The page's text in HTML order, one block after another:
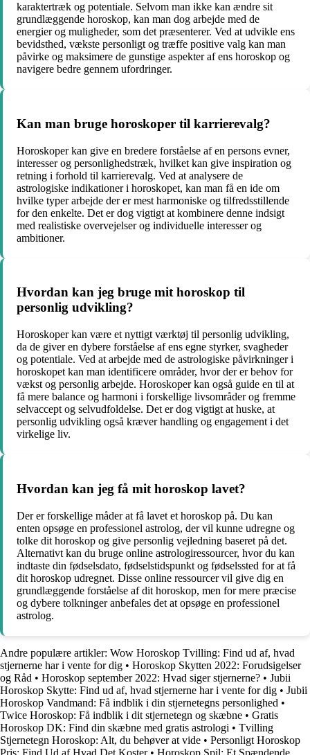
karaktertræk og potentiale. Selvom man ikke kan ændre sit
grundlæggende horoskop, kan man dog arbejde med de
energier og muligheder, som det præsenterer. Ved at udvikle ens
bevidsthed, vækste personligt og træffe positive valg kan man
påvirke og maksimere de gunstige aspekter af ens horoskop og
navigere bedre gennem ufordringer.
Kan man bruge horoskoper til karrierevalg?
Horoskoper kan give en bredere forståelse af en persons evner,
interesser og personlighedstræk, hvilket kan give inspiration og
retning i forhold til karrierevalg. Ved at analysere de
astrologiske indikationer i horoskopet, kan man få en ide om
hvilke typer arbejde der er mest harmoniske og tilfredsstillende
for den enkelte. Det er dog vigtigt at kombinere denne indsigt
med realistiske overvejelser og individuelle interesser og
ambitioner.
Hvordan kan jeg bruge mit horoskop til
personlig udvikling?
Horoskoper kan være et nyttigt værktøj til personlig udvikling,
da de giver en dybere forståelse af ens egne styrker, svagheder
og potentiale. Ved at arbejde med de astrologiske påvirkninger i
horoskopet kan man identificere områder, hvor der er behov for
vækst og personlig arbejde. Horoskoper kan også guide en til at
få mere balance og harmoni i forskellige livsområder og fremme
selvaccept og selvudfoldelse. Det er dog vigtigt at huske, at
personlig udvikling også kræver handling og engagement i det
virkelige liv.
Hvordan kan jeg få mit horoskop lavet?
Der er forskellige måder at få lavet et horoskop på. Du kan
enten opsøge en professionel astrolog, der vil kunne udregne og
tolke dit horoskop og give personlig vejledning baseret på det.
Alternativt kan du bruge online astrologiressourcer, hvor du kan
indtaste din fødselsdato, fødselstidspunkt og fødselssted for at få
dit horoskop udregnet. Disse online ressourcer vil give dig en
grundlæggende forståelse af dit horoskop, men for mere præcise
og dybere tolkninger anbefales det at opsøge en professionel
astrolog.
Andre populære artikler: Wow Horoskop Tvilling: Find ud af, hvad
stjernerne har i vente for dig • Horoskop Skytten 2022: Forudsigelser
og Råd • Horoskop september 2022: Hvad siger stjernerne? • Jubii
Horoskop Skytte: Find ud af, hvad stjernerne har i vente for dig • Jubii
Horoskop Vandmand: Få indblik i din stjernetegns personlighed •
Twice Horoskop: Få indblik i dit stjernetegn og skæbne • Gratis
Horoskop DK: Find din skæbne med gratis astrologi • Tvilling
Stjernetegn Horoskop: Alt, du behøver at vide • Personligt Horoskop
Pris: Find Ud af Hvad Det Koster• Horoskop Spil: Et Spændende